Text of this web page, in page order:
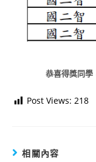
恭喜得獎同學
Post Views: 218
相關內容